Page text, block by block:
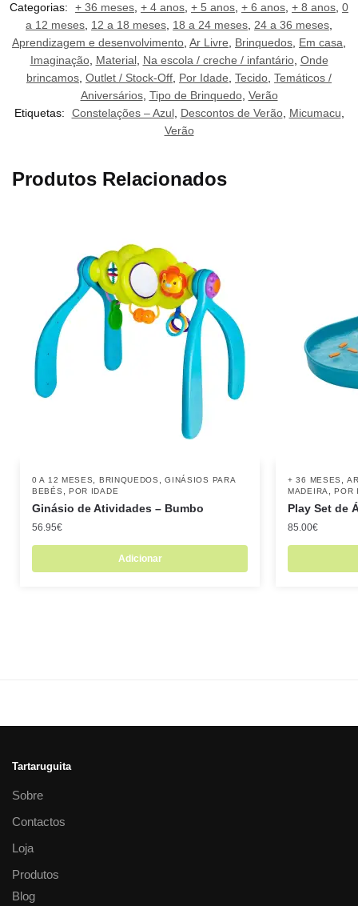
Categorias: + 36 meses + 4 anos + 5 anos + 6 anos + 8 anos 0
a 12 meses 12 a 18 meses 18 a 24 meses 24 a 36 meses
Aprendizagem e desenvolvimento Ar Livre Brinquedos Em casa
Imaginação, Material, Na escola / creche / infantário, Onde
brincamos Outlet / Stock-Off Por Idade Tecido Temáticos /
Aniversários, Tipo de Brinquedo, Verão
Etiquetas:
Constelações – Azul, Descontos de Verão, Micumacu
Verão
Produtos Relacionados
0 A 12 MESES BRINQUEDOS ,GINÁSIOS PARA
BEBÉS
POR IDADE
Ginásio de Atividades – Bumbo
56.95€
Adicionar
+ 36 MESES ,
MADEIRA
,POR
Play Set de
85.00€
Tartaruguita
Sobre
Contactos
Loja
Produtos
Blog